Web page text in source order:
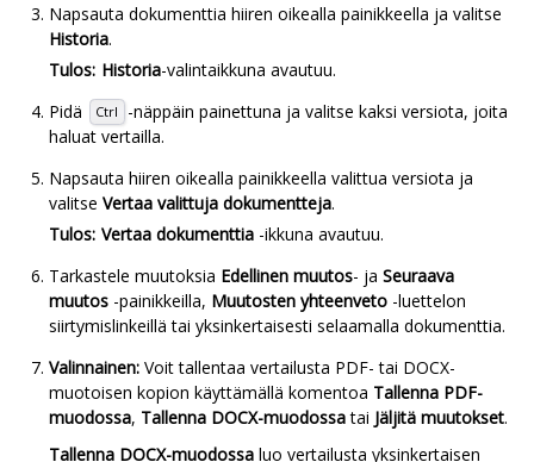
Napsauta dokumenttia hiiren oikealla painikkeella ja valitse
Historia.
Tulos: Historia-valintaikkuna avautuu.
Pidä
Ctrl
-näppäin painettuna ja valitse kaksi versiota, joita
haluat vertailla.
Napsauta hiiren oikealla painikkeella valittua versiota ja
valitse Vertaa valittuja dokumentteja.
Tulos: Vertaa dokumenttia -ikkuna avautuu.
Tarkastele muutoksia Edellinen muutos- ja Seuraava
muutos -painikkeilla, Muutosten yhteenveto -luettelon
siirtymislinkeillä tai yksinkertaisesti selaamalla dokumenttia.
Valinnainen: Voit tallentaa vertailusta PDF- tai DOCX-
muotoisen kopion käyttämällä komentoa Tallenna PDF-
muodossa, Tallenna DOCX-muodossatai Jäljitä muutokset.
Tallenna DOCX-muodossa luo vertailusta yksinkertaisen